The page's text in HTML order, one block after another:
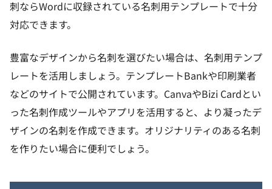
刺ならWordに収録されている名刺用テンプレートで十分
対応できます。
豊富なデザインから名刺を選びたい場合は、名刺用テンプ
レートを活用しましょう。テンプレートBankや印刷業者
などのサイトで公開されています。CanvaやBizi Cardとい
った名刺作成ツールやアプリを活用すると、より凝ったデ
ザインの名刺を作成できます。オリジナリティのある名刺
を作りたい場合に便利でしょう。